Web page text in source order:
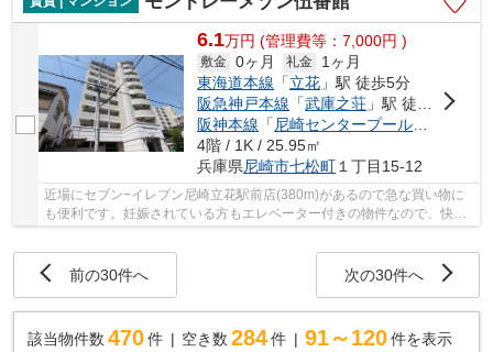
6.1万円 (管理費等：7,000円 )
敷金 0ヶ月 礼金
1ヶ月
東海道本線 「立花 」駅 徒歩5分
阪急神戸本線 「武庫之荘 」駅 徒歩30分
阪神本線 「尼崎センタープール前
4階 / 1K / 25.95㎡
兵庫県尼崎市七松町１丁目15-12
近場にセブン−イレブン尼崎立花駅前店(380m)があるので急な買い物に
も便利です。妊娠されている方もエレベーター付きの物件なので、快適
前の30件へ 次の30件へ
該当物件数 470件 空き数 284 件 91～120 件を表示